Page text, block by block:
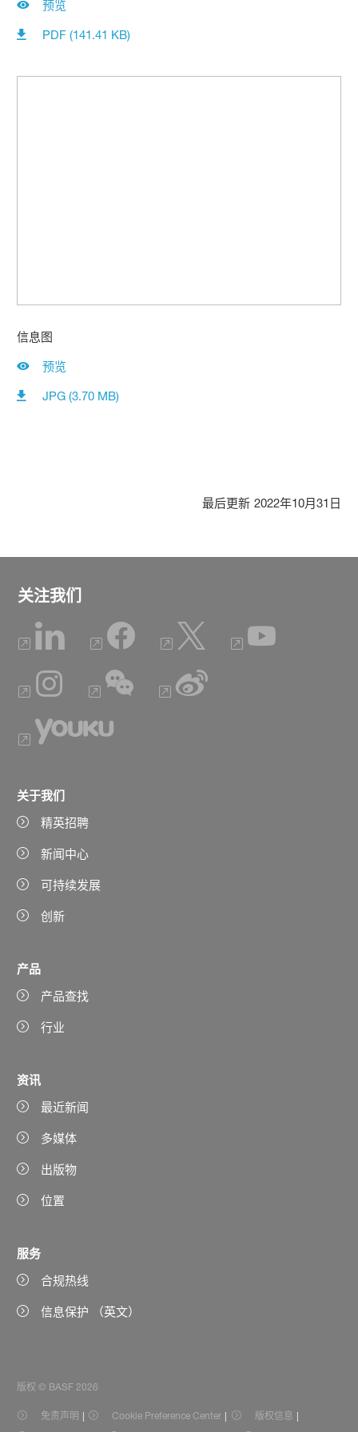
预览
PDF (141.41 KB)
信息图
预览
JPG (3.70 MB)
最后更新 2022年10月31日
关注我们
关于我们
精英招聘
新闻中心
可持续发展
创新
产品
产品查找
行业
资讯
最近新闻
多媒体
出版物
位置
服务
合规热线
信息保护 （英文）
版权 © BASF 2026
免责声明 Cookie Preference Center
版权信息